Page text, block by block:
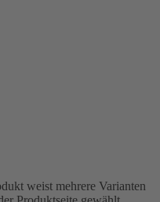
weist mehrere Varianten